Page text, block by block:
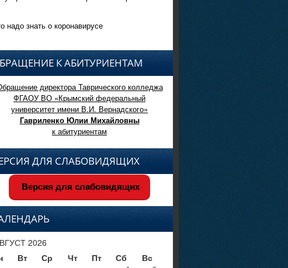
надо знать о коронавирусе
К АБИТУРИЕНТАМ
директора Таврического колледжа
ФГАОУ ВО «Крымский федеральный
университет имени В.И. Вернадского»
Гавриленко Юлии Михайловны
к абитуриентам
ДЛЯ СЛАБОВИДЯЩИХ
Версия для слабовидящих
2026
Вт Ср Чт Пт Сб Вс